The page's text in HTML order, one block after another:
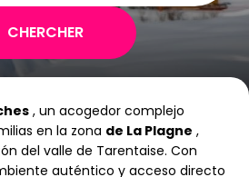
WED THU FRI SAT
1 2 3 4 5
, un acogedor complejo
en la zona de La Plagne ,
del valle de Tarentaise. Con
auténtico y acceso directo